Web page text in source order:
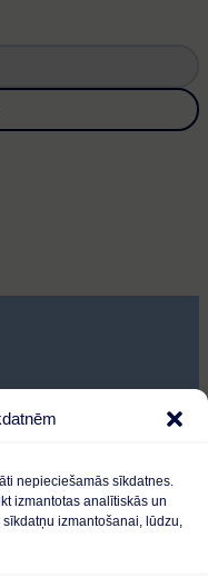
nepieciešamās sīkdatnes.
izmantotas analītiskās un
izmantošanai, lūdzu,